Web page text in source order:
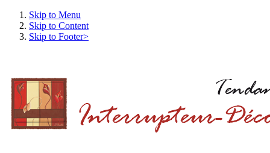
Skip to Menu
Skip to Content
Skip to Footer>